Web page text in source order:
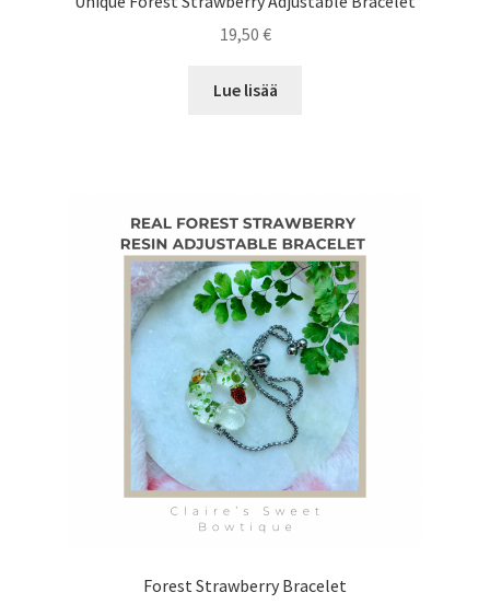
19,50 €
Lue lisää
Forest Strawberry Bracelet